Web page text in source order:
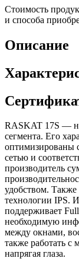
Стоимость
и способа
Описание
RASKAT 17S —
сегмента. Его
оптимизированы
сетью и
производитель
удобством.
технологии IPS.
поддерживает
необходимую
между окнами,
также работать с
напрягая глаза.